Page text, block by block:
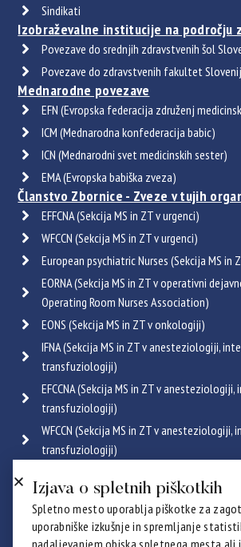
Sindikati
Izobraževalne institucije na področju
Povezave do srednjih zdravstvenih šol
Povezave do zdravstvenih fakultet
Mednarodne povezave
EFN (Evropska federacija združenj
ICM (Mednarodna konfederacija babic)
ICN (Mednarodni svet medicinskih sester)
EMA (Evropska babiška zveza)
Članstvo Zbornice - Zveze v tujih
EFFCNA (Sekcija MS in ZT v urgenci)
WFCCN (Sekcija MS in ZT v urgenci)
European psychiatric Nurses (Sekcija MS in
EORNA (Sekcija MS in ZT v operativni
Operating Room Nurses Association)
EONS (Sekcija MS in ZT v onkologiji)
IFNA (Sekcija MS in ZT v anesteziologiji,
transfuziologiji)
EFCCNA (Sekcija MS in ZT v
transfuziologiji)
WFCCN (Sekcija MS in ZT v
transfuziologiji)
ICRN (Sekcija MS in ZT v pulmologiji)
Poglej vse
Certifikati
Izjava o spletnih piškotkih
Spletno mesto uporablja piškotke za
uporabniške izkušnje in spremljanje
nadaljevanjem obiska spletnega mesta ali